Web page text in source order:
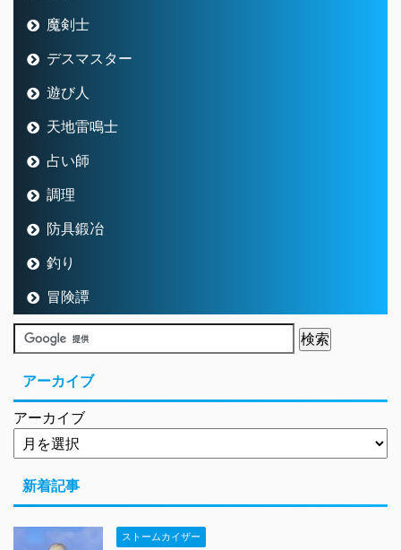
魔剣士
デスマスター
遊び人
天地雷鳴士
占い師
調理
防具鍛冶
釣り
冒険譚
アーカイブ
アーカイブ
新着記事
ストームカイザー